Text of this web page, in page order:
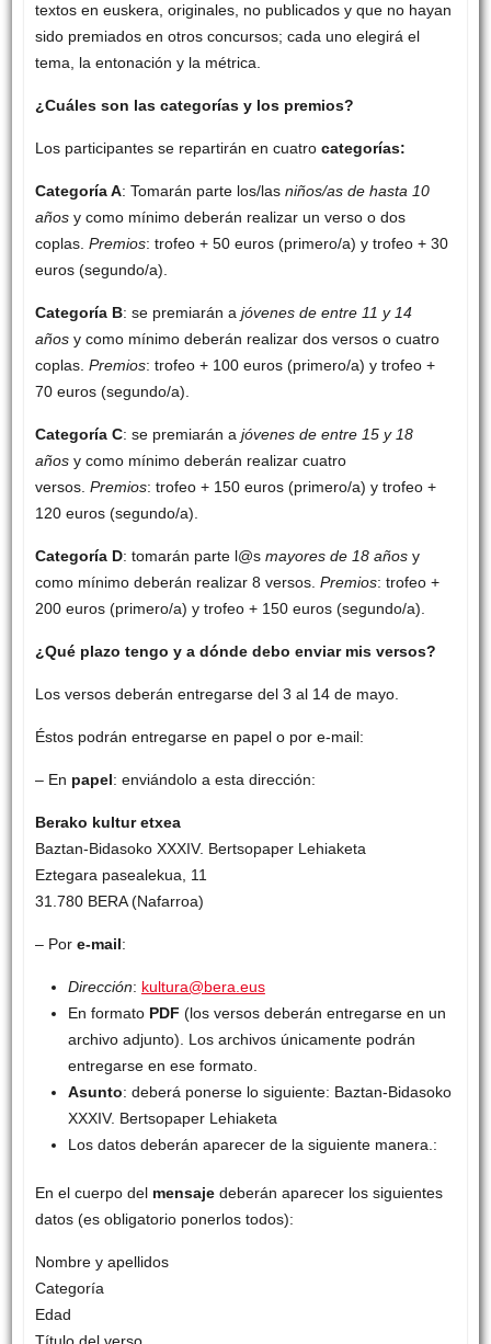
textos en euskera, originales, no publicados y que no hayan
sido premiados en otros concursos; cada uno elegirá el
tema, la entonación y la métrica.
¿Cuáles son las categorías y los premios?
Los participantes se repartirán en cuatro categorías:
Categoría A: Tomarán parte los/las niños/as de hasta 10
añosy como mínimo deberán realizar un verso o dos
coplas. Premios: trofeo + 50 euros (primero/a) y trofeo + 30
euros (segundo/a).
Categoría B: se premiarán a jóvenes de entre 11 y 14
añosy como mínimo deberán realizar dos versos o cuatro
coplas. Premios: trofeo + 100 euros (primero/a) y trofeo +
70 euros (segundo/a).
Categoría C: se premiarán a jóvenes de entre 15 y 18
añosy como mínimo deberán realizar cuatro
versos. Premios: trofeo + 150 euros (primero/a) y trofeo +
120 euros (segundo/a).
Categoría D: tomarán parte l@s mayores de 18 añosy
como mínimo deberán realizar 8 versos. Premios: trofeo +
200 euros (primero/a) y trofeo + 150 euros (segundo/a).
¿Qué plazo tengo y a dónde debo enviar mis versos?
Los versos deberán entregarse del 3 al 14 de mayo.
Éstos podrán entregarse en papel o por e-mail:
– En papel: enviándolo a esta dirección:
Berako kultur etxea
Baztan-Bidasoko XXXIV. Bertsopaper Lehiaketa
Eztegara pasealekua, 11
31.780 BERA (Nafarroa)
– Por e-mail:
Dirección: kultura@bera.eus
En formato PDF (los versos deberán entregarse en un
archivo adjunto). Los archivos únicamente podrán
entregarse en ese formato.
Asunto: deberá ponerse lo siguiente: Baztan-Bidasoko
XXXIV. Bertsopaper Lehiaketa
Los datos deberán aparecer de la siguiente manera.:
En el cuerpo del mensajedeberán aparecer los siguientes
datos (es obligatorio ponerlos todos):
Nombre y apellidos
Categoría
Edad